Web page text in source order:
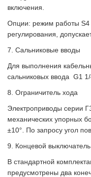
включения.
Опции: режим работы S4
регулирования,
7. Сальниковые вводы
Для выполнения
сальниковых ввода G1 1/
8. Ограничитель хода
Электроприводы серии
механических упорных
±10°. По запросу угол
9. Концевой
В стандартной
предусмотрены два